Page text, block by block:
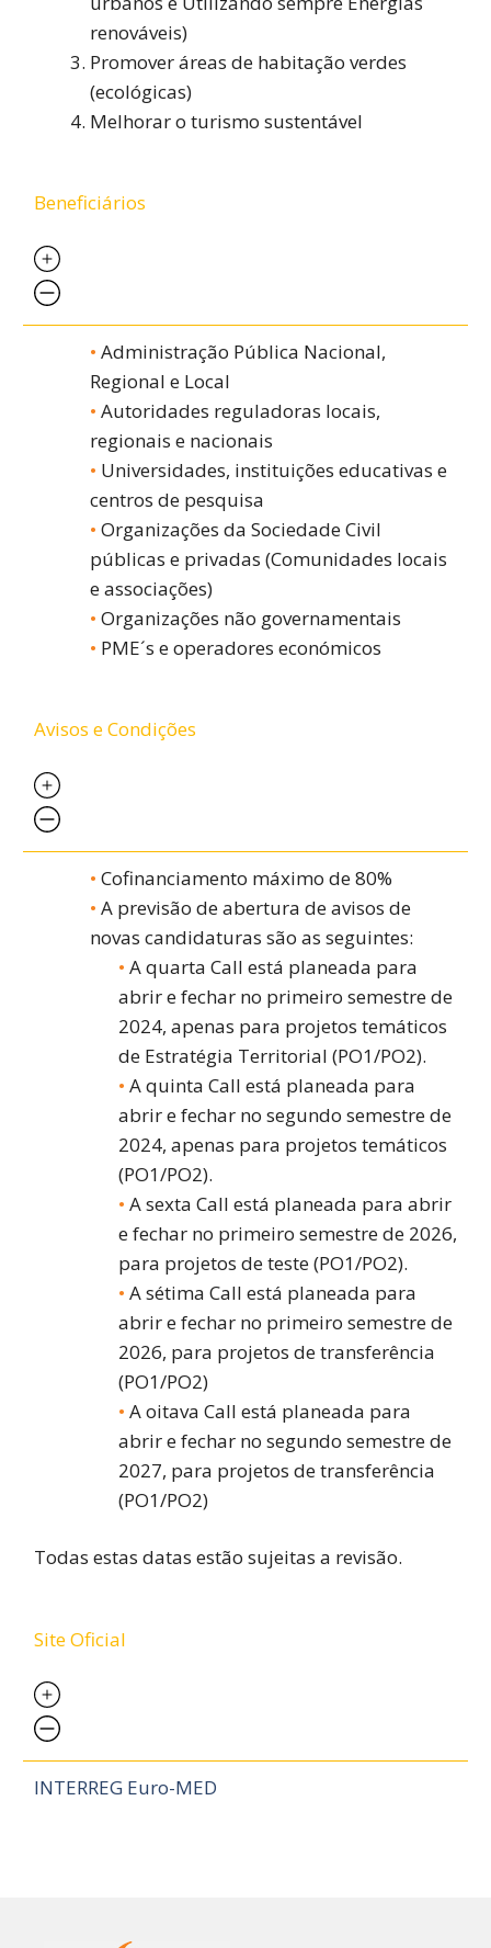
renováveis)
Promover áreas de habitação verdes
(ecológicas)
Melhorar o turismo sustentável
Beneficiários
Administração Pública Nacional,
Regional e Local
Autoridades reguladoras locais,
regionais e nacionais
Universidades, instituições educativas e
centros de pesquisa
Organizações da Sociedade Civil
públicas e privadas (Comunidades locais
e associações)
Organizações não governamentais
PME´s e operadores económicos
Avisos e Condições
Cofinanciamento máximo de 80%
A previsão de abertura de avisos de
novas candidaturas são as seguintes:
A quarta Call está planeada para
abrir e fechar no primeiro semestre de
2024, apenas para projetos temáticos
de Estratégia Territorial (PO1/PO2).
A quinta Call está planeada para
abrir e fechar no segundo semestre de
2024, apenas para projetos temáticos
(PO1/PO2).
A sexta Call está planeada para abrir
e fechar no primeiro semestre de 2026,
para projetos de teste (PO1/PO2).
A sétima Call está planeada para
abrir e fechar no primeiro semestre de
2026, para projetos de transferência
(PO1/PO2)
A oitava Call está planeada para
abrir e fechar no segundo semestre de
2027, para projetos de transferência
(PO1/PO2)
Todas estas datas estão sujeitas a revisão.
Site Oficial
INTERREG Euro-MED